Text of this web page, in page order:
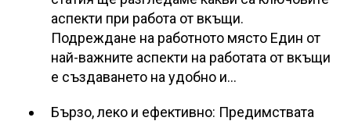
аспекти при работа от вкъщи.
Подреждане на работното място Един от
най-важните аспекти на работата от вкъщи
е създаването на удобно и…
Бързо, леко и ефективно: Предимствата